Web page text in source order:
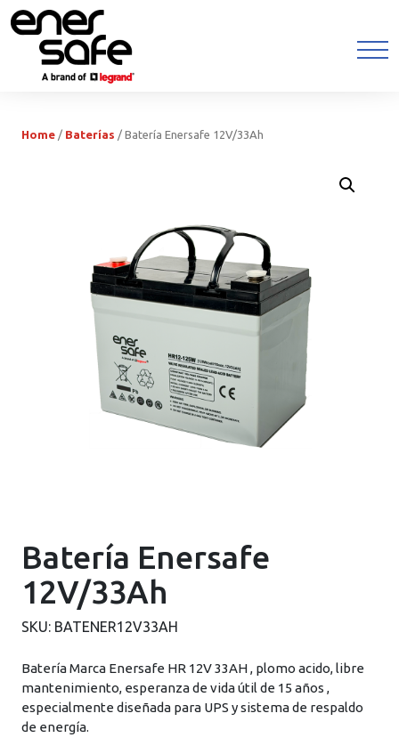
Home / Baterías / Batería Enersafe 12V/33Ah
Batería Enersafe
12V/33Ah
SKU: BATENER12V33AH
Batería Marca Enersafe HR 12V 33AH , plomo acido, libre
mantenimiento, esperanza de vida útil de 15 años ,
especialmente diseñada para UPS y sistema de respaldo
de energía.